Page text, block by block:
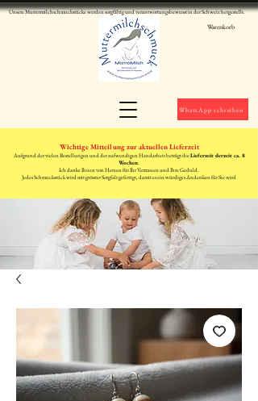
Unsere Muttermilchschmuckstücke werden sorgfältig und verantwortungsbewusst in der Schweiz hergestellt.
Warenkorb
WhatsApp schreiben
Wichtige Mitteilung zur aktuellen Lieferzeit
Aufgrund der vielen Bestellungen und der aufwendigen Handarbeit beträgt dieLieferzeit derzeit ca. 8
Wochen.
Ich danke Ihnen von Herzen für Ihr Vertrauen und Ihre Geduld.
Jedes Schmuckstück wird mit grösster Sorgfalt gefertigt, damit es ein würdiges Andenken für Sie wird